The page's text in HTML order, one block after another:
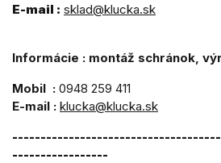
E-mail : sklad@klucka.sk
Informácie : montáž schránok,
Mobil : 0948 259 411
E-mail : klucka@klucka.sk
-----------------